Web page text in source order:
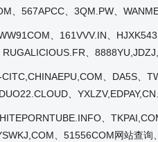
、567APCC、3QM.PW、
、161VVV.IN、
RUGALICIOUS.FR、
、DA5S、
、
、
、51556COM网站查